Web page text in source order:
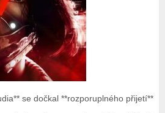
se dočkal **rozporuplného přijetí**